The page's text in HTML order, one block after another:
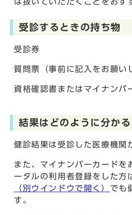
受診するときの持ち物
受診券
質問票（事前に記入をお願い
資格確認書またはマイナンバ
結果はどのように分かる
健診結果は受診した医療機関
また、マイナンバーカードを
ータルの利用者登録をした方
（別ウインドウで開く） でも
す。